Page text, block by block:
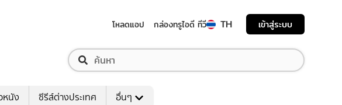
โหลดแอป กล่องทรูไอดี ทีวี TH เข้าสู่ระบบ
หนัง ซีรีส์ต่างประเทศ อื่นๆ